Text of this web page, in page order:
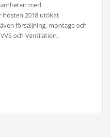
med
hösten 2018 utökat
försäljning, montage och
och Ventilation.